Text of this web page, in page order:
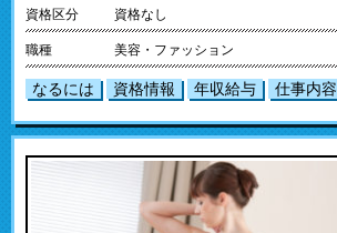
資格区分 資格なし
職種 美容・ファッション
なるには 資格情報 年収給与 仕事内容